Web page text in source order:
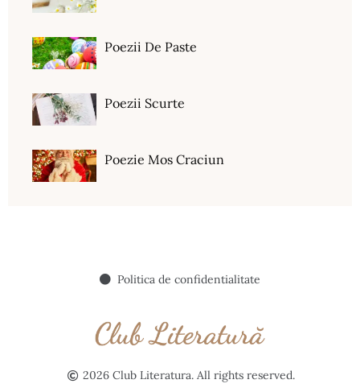
Poezii De Paste
Poezii Scurte
Poezie Mos Craciun
Politica de confidentialitate
2026 Club Literatura. All rights reserved.